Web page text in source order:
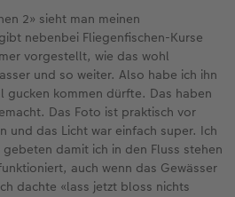
2» sieht man meinen
nebenbei Fliegenfischen-Kurse
vorgestellt, wie das wohl
und so weiter. Also habe ich ihn
kommen dürfte. Das haben
Das Foto ist praktisch vor
und das Licht war einfach super. Ich
damit ich in den Fluss stehen
auch wenn das Gewässer
dachte «lass jetzt bloss nichts